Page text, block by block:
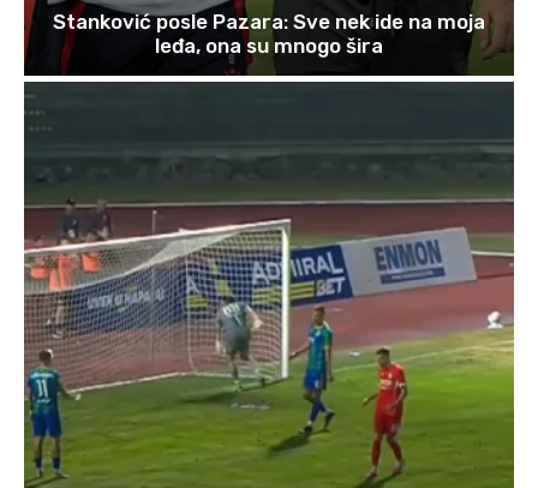
Stanković posle Pazara: Sve nek ide na moja
leđa, ona su mnogo šira